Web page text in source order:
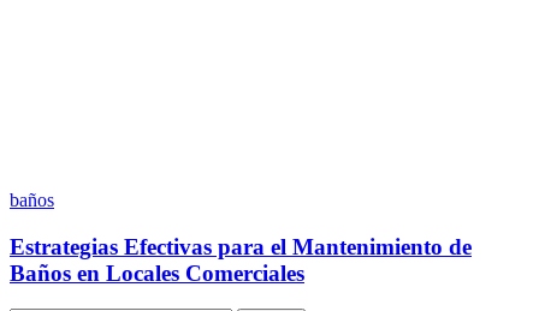
baños
Estrategias Efectivas para el Mantenimiento de
Baños en Locales Comerciales